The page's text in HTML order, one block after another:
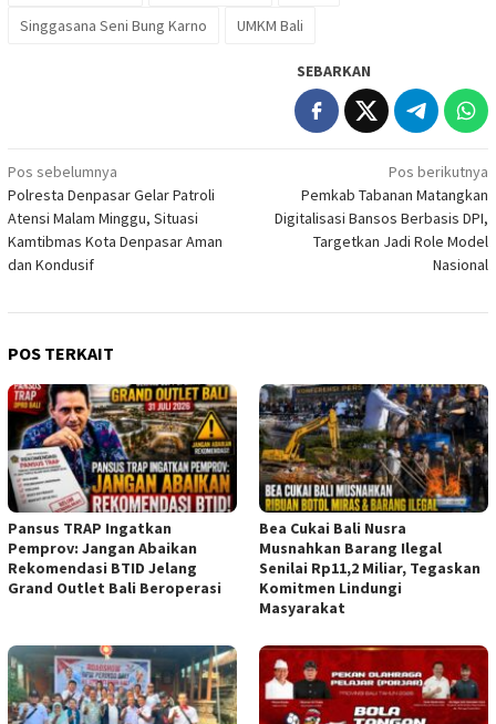
Singgasana Seni Bung Karno
UMKM Bali
SEBARKAN
Navigasi
pos
Pos sebelumnya
Polresta Denpasar Gelar Patroli
Atensi Malam Minggu, Situasi
Kamtibmas Kota Denpasar Aman
dan Kondusif
Pos berikutnya
Pemkab Tabanan Matangkan
Digitalisasi Bansos Berbasis DPI,
Targetkan Jadi Role Model
Nasional
POS TERKAIT
Pansus TRAP Ingatkan
Pemprov: Jangan Abaikan
Rekomendasi BTID Jelang
Grand Outlet Bali Beroperasi
Bea Cukai Bali Nusra
Musnahkan Barang Ilegal
Senilai Rp11,2 Miliar, Tegaskan
Komitmen Lindungi
Masyarakat